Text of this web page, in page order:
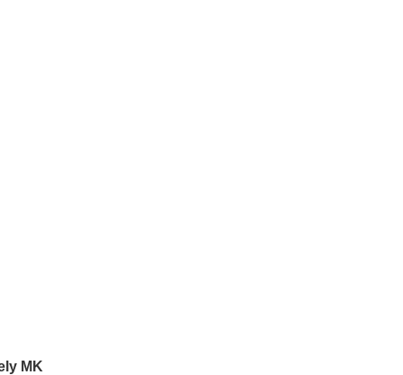
MK